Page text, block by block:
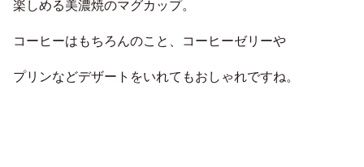
楽しめる美濃焼のマグカップ。
コーヒーはもちろんのこと、コーヒーゼリーや
プリンなどデザートをいれてもおしゃれですね。